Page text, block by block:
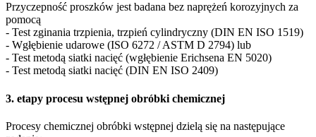
Przyczepność proszków jest badana bez naprężeń korozyjnych za
pomocą
- Test zginania trzpienia, trzpień cylindryczny (DIN EN ISO 1519)
- Wgłębienie udarowe (ISO 6272 / ASTM D 2794) lub
- Test metodą siatki nacięć (wgłębienie Erichsena EN 5020)
- Test metodą siatki nacięć (DIN EN ISO 2409)
3. etapy procesu wstępnej obróbki chemicznej
Procesy chemicznej obróbki wstępnej dzielą się na następujące